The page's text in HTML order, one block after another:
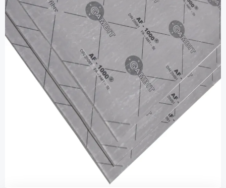
springen